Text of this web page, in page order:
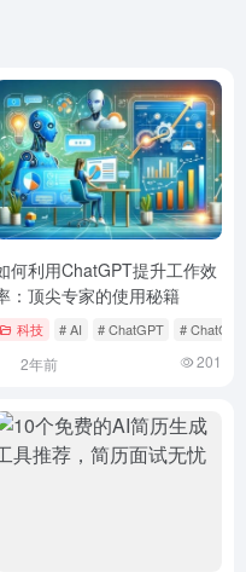
何利用ChatGPT提升工作效
：顶尖专家的使用秘籍
科技 # AI # ChatGPT #
2年前 201